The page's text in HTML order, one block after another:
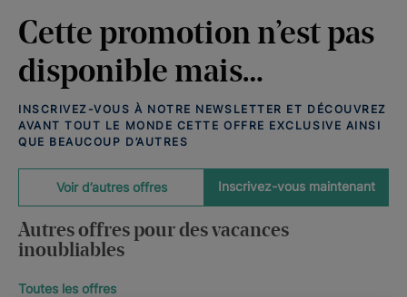
Cette promotion n’est pas
disponible mais…
INSCRIVEZ-VOUS À NOTRE NEWSLETTER ET DÉCOUVREZ
AVANT TOUT LE MONDE CETTE OFFRE EXCLUSIVE AINSI
QUE BEAUCOUP D’AUTRES
Inscrivez-vous maintenant
Voir d’autres offres
Autres offres pour des vacances
inoubliables
Toutes les offres